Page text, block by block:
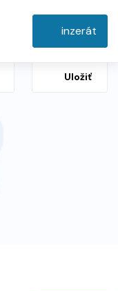
inzerát
Uložiť